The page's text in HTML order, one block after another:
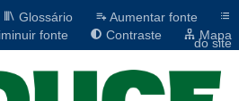
Glossário
Aumentar fonte
fonte Contraste Mapa
do site